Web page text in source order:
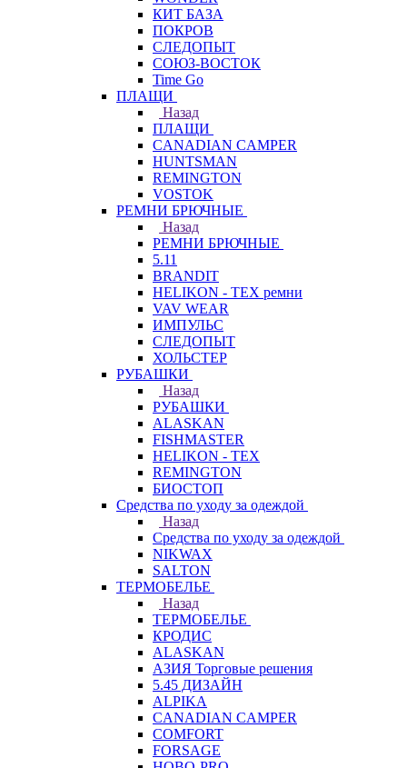
КИТ БАЗА
ПОКРОВ
СЛЕДОПЫТ
СОЮЗ-ВОСТОК
Time Go
ПЛАЩИ
Назад
ПЛАЩИ
CANADIAN CAMPER
HUNTSMAN
REMINGTON
VOSTOK
РЕМНИ БРЮЧНЫЕ
Назад
РЕМНИ БРЮЧНЫЕ
5.11
BRANDIT
HELIKON - TEX ремни
VAV WEAR
ИМПУЛЬС
СЛЕДОПЫТ
ХОЛЬСТЕР
РУБАШКИ
Назад
РУБАШКИ
ALASKAN
FISHMASTER
HELIKON - TEX
REMINGTON
БИОСТОП
Средства по уходу за одеждой
Назад
Средства по уходу за одеждой
NIKWAX
SALTON
ТЕРМОБЕЛЬЕ
Назад
ТЕРМОБЕЛЬЕ
КРОДИС
ALASKAN
АЗИЯ Торговые решения
5.45 ДИЗАЙН
ALPIKA
CANADIAN CAMPER
COMFORT
FORSAGE